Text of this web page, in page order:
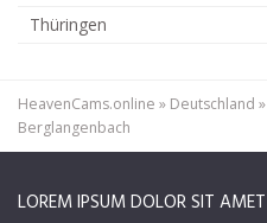
Thüringen
HeavenCams.online » Deutschland »
Berglangenbach
LOREM IPSUM DOLOR SIT AMET